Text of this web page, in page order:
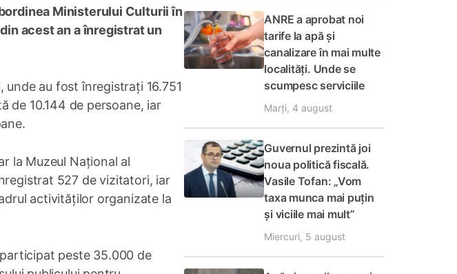
Ministerului Culturii în
acest an a înregistrat un
unde au fost înregistrați 16.751
de 10.144 de persoane, iar
la Muzeul Național al
527 de vizitatori, iar
activităților organizate la
peste 35.000 de
ANRE a aprobat noi
tarife la apă și
canalizare în mai multe
localități. Unde se
scumpesc serviciile
Marți, 4 august
Guvernul prezintă joi
noua politică fiscală.
Vasile Tofan: „Vom
taxa munca mai puțin
și viciile mai mult”
Miercuri, 5 august